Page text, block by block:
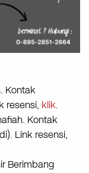
Kontak
resensi, klik.
Kontak
Link resensi,
Berimbang